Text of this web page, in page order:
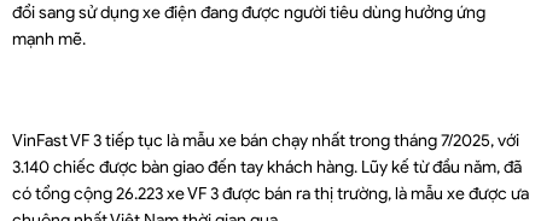
đổi sang sử dụng xe điện đang được người tiêu dùng hưởng ứng
mạnh mẽ.
VinFast VF 3 tiếp tục là mẫu xe bán chạy nhất trong tháng 7/2025, với
3.140 chiếc được bàn giao đến tay khách hàng. Lũy kế từ đầu năm, đã
có tổng cộng 26.223 xe VF 3 được bán ra thị trường, là mẫu xe được ưa